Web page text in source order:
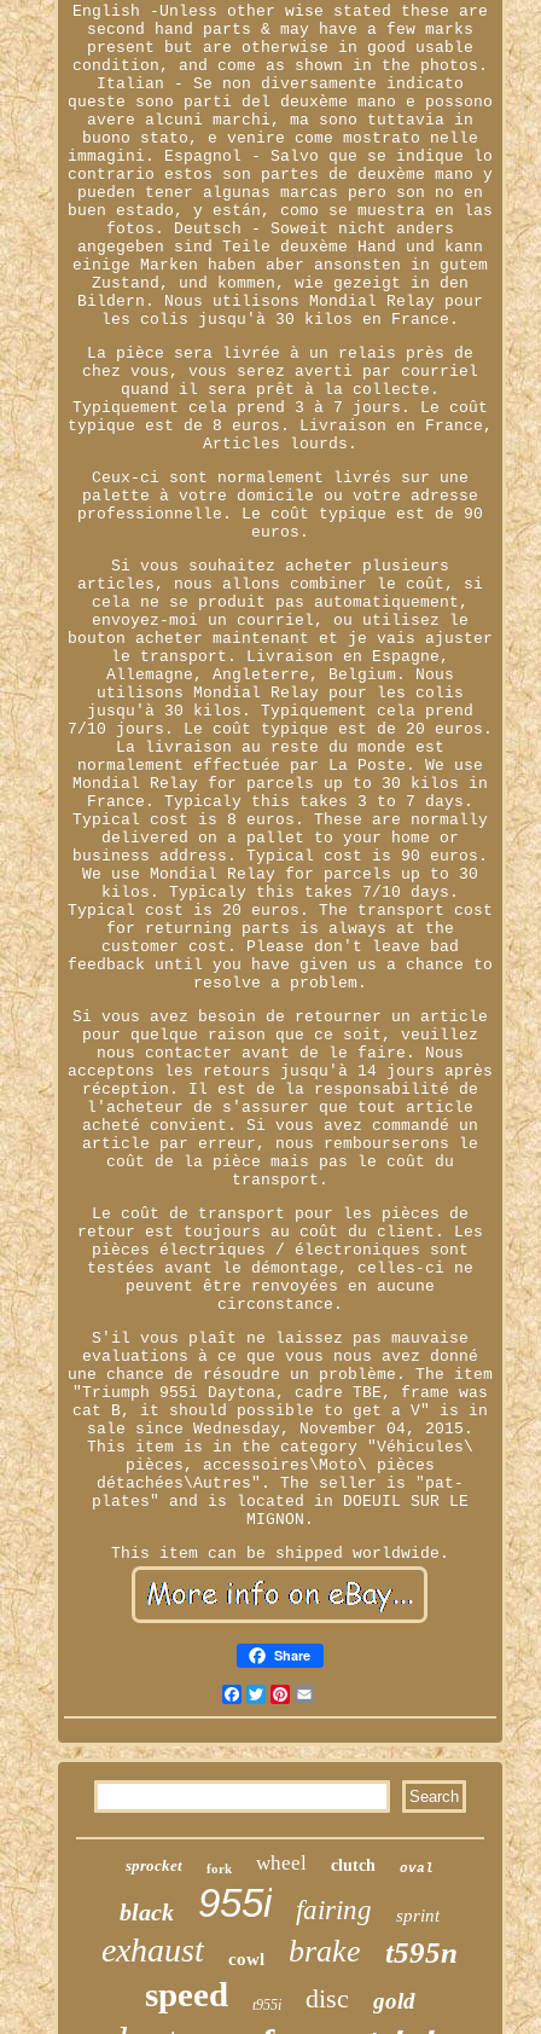
English -Unless other wise stated these are
second hand parts & may have a few marks
present but are otherwise in good usable
condition, and come as shown in the photos.
Italian - Se non diversamente indicato
queste sono parti del deuxème mano e possono
avere alcuni marchi, ma sono tuttavia in
buono stato, e venire come mostrato nelle
immagini. Espagnol - Salvo que se indique lo
contrario estos son partes de deuxème mano y
pueden tener algunas marcas pero son no en
buen estado, y están, como se muestra en las
fotos. Deutsch - Soweit nicht anders
angegeben sind Teile deuxème Hand und kann
einige Marken haben aber ansonsten in gutem
Zustand, und kommen, wie gezeigt in den
Bildern. Nous utilisons Mondial Relay pour
les colis jusqu'à 30 kilos en France.
La pièce sera livrée à un relais près de
chez vous, vous serez averti par courriel
quand il sera prêt à la collecte.
Typiquement cela prend 3 à 7 jours. Le coût
typique est de 8 euros. Livraison en France,
Articles lourds.
Ceux-ci sont normalement livrés sur une
palette à votre domicile ou votre adresse
professionnelle. Le coût typique est de 90
euros.
Si vous souhaitez acheter plusieurs
articles, nous allons combiner le coût, si
cela ne se produit pas automatiquement,
envoyez-moi un courriel, ou utilisez le
bouton acheter maintenant et je vais ajuster
le transport. Livraison en Espagne,
Allemagne, Angleterre, Belgium. Nous
utilisons Mondial Relay pour les colis
jusqu'à 30 kilos. Typiquement cela prend
7/10 jours. Le coût typique est de 20 euros.
La livraison au reste du monde est
normalement effectuée par La Poste. We use
Mondial Relay for parcels up to 30 kilos in
France. Typicaly this takes 3 to 7 days.
Typical cost is 8 euros. These are normally
delivered on a pallet to your home or
business address. Typical cost is 90 euros.
We use Mondial Relay for parcels up to 30
kilos. Typicaly this takes 7/10 days.
Typical cost is 20 euros. The transport cost
for returning parts is always at the
customer cost. Please don't leave bad
feedback until you have given us a chance to
resolve a problem.
Si vous avez besoin de retourner un article
pour quelque raison que ce soit, veuillez
nous contacter avant de le faire. Nous
acceptons les retours jusqu'à 14 jours après
réception. Il est de la responsabilité de
l'acheteur de s'assurer que tout article
acheté convient. Si vous avez commandé un
article par erreur, nous rembourserons le
coût de la pièce mais pas le coût du
transport.
Le coût de transport pour les pièces de
retour est toujours au coût du client. Les
pièces électriques / électroniques sont
testées avant le démontage, celles-ci ne
peuvent être renvoyées en aucune
circonstance.
S'il vous plaît ne laissez pas mauvaise
evaluations à ce que vous nous avez donné
une chance de résoudre un problème. The item
"Triumph 955i Daytona, cadre TBE, frame was
cat B, it should possible to get a V" is in
sale since Wednesday, November 04, 2015.
This item is in the category "Véhicules\
pièces, accessoires\Moto\ pièces
détachées\Autres". The seller is "pat-
plates" and is located in DOEUIL SUR LE
MIGNON.
This item can be shipped worldwide.
Share
Facebook
TwitterPinterest
sprocket fork wheel clutch oval
black 955i fairing sprint
exhaust cowl brake t595n
speed t955i disc gold